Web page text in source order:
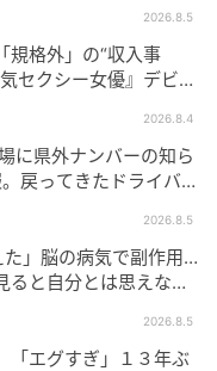
ごすことが精一杯
てしまう時ってあ
のかもしれませ
場だったら。それ
2026.8.5
規格外」の“収入事
セクシー女優』デビュ
2026.8.4
に県外ナンバーの知ら
戻ってきたドライバー
2026.8.5
た」脳の病気で副作用…
ると自分とは思えなか
2026.8.5
「エグすぎ」１３年ぶ